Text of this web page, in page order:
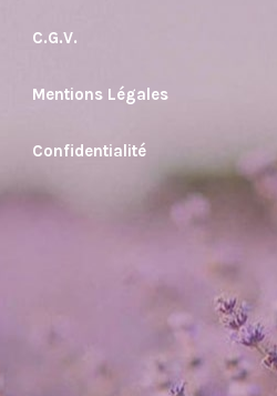
C.G.V.
Mentions Légales
Confidentialité